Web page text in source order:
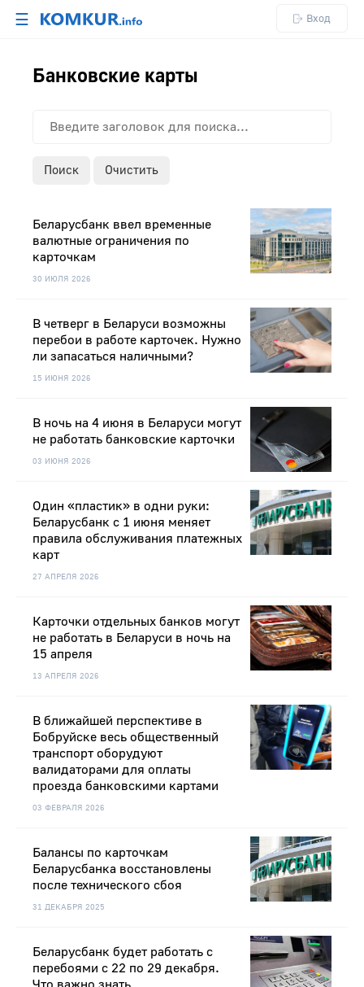
☰ Вход
Банковские карты
Поиск Очистить
30 ИЮЛЯ 2026
Беларусбанк ввел временные
валютные ограничения по
карточкам
15 ИЮНЯ 2026
В четверг в Беларуси возможны
перебои в работе карточек. Нужно
ли запасаться наличными?
03 ИЮНЯ 2026
В ночь на 4 июня в Беларуси могут
не работать банковские карточки
27 АПРЕЛЯ 2026
Один «пластик» в одни руки:
Беларусбанк с 1 июня меняет
правила обслуживания платежных
карт
13 АПРЕЛЯ 2026
Карточки отдельных банков могут
не работать в Беларуси в ночь на
15 апреля
03 ФЕВРАЛЯ 2026
В ближайшей перспективе в
Бобруйске весь общественный
транспорт оборудуют
валидаторами для оплаты
проезда банковскими картами
31 ДЕКАБРЯ 2025
Балансы по карточкам
Беларусбанка восстановлены
после технического сбоя
Беларусбанк будет работать с
перебоями с 22 по 29 декабря.